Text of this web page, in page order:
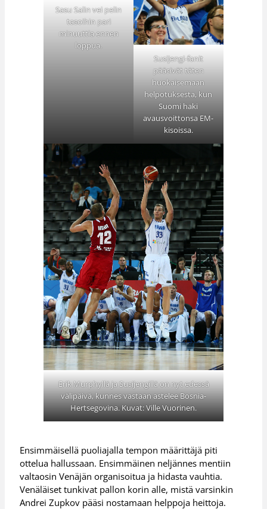
Sasu Salin vei pelin
tasoihin pari
minuuttia ennen
loppua.
Susijengi-fanit
pääsivät täten
huokaisemaan
helpotuksesta, kun
Suomi haki
avausvoittonsa EM-
kisoissa.
Erik Murphyllä ja Susijengillä on nyt edessä
välipäivä, kunnes vastaan astelee Bosnia-
Hertsegovina. Kuvat: Ville Vuorinen.
Ensimmäisellä puoliajalla tempon määrittäjä piti
ottelua hallussaan. Ensimmäinen neljännes mentiin
valtaosin Venäjän organisoitua ja hidasta vauhtia.
Venäläiset tunkivat pallon korin alle, mistä varsinkin
Andrei Zupkov pääsi nostamaan helppoja heittoja.